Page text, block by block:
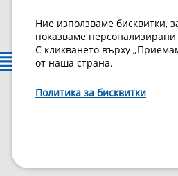
Грийн Мастър Груп
Ние използваме бисквитки,
показваме
С кликването върху
от наша страна.
Политика за бисквитки